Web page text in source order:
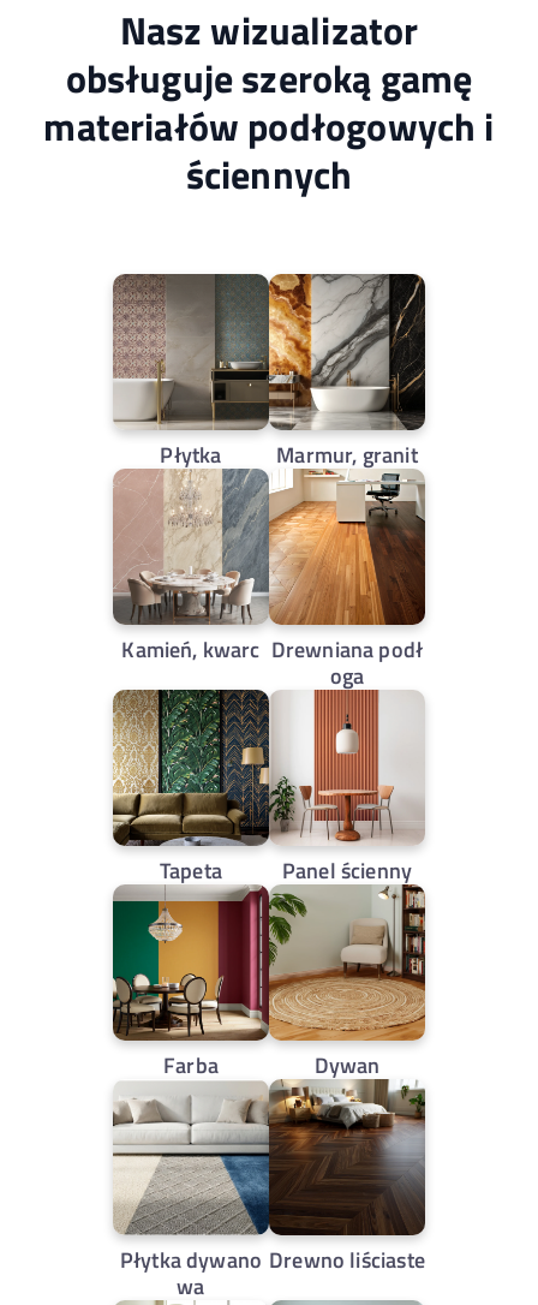
Nasz wizualizator
obsługuje szeroką gamę
materiałów podłogowych i
ściennych
Płytka Marmur, granit
Kamień, kwarc Drewniana podł
oga
Tapeta Panel ścienny
Farba Dywan
Płytka dywano
wa
Drewno liściaste